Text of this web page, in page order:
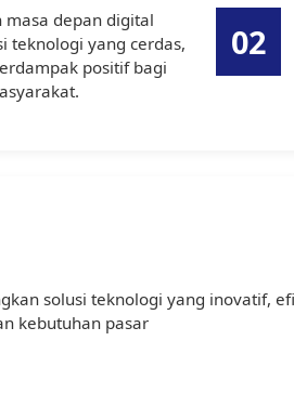
masa depan digital
teknologi yang cerdas,
positif bagi
02
solusi teknologi yang inovatif,
kebutuhan pasar